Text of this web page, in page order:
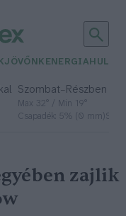
JÖVŐNK ENERGIA
Szombat– Részben
Max 32° / Min 19°
Csapadék: 5% (0 mm)
zajlik